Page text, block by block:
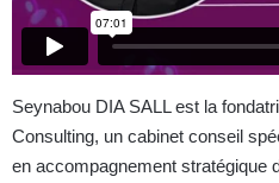
Seynabou DIA SALL est la
Consulting, un cabinet conseil
en accompagnement stratégique